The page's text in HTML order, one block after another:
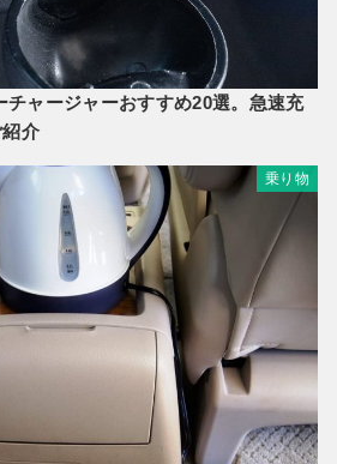
チャージャーおすすめ20選。急速充
介
乗り物